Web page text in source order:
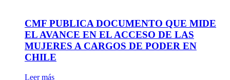
CMF PUBLICA DOCUMENTO QUE MIDE
EL AVANCE EN EL ACCESO DE LAS
MUJERES A CARGOS DE PODER EN
CHILE
Leer más